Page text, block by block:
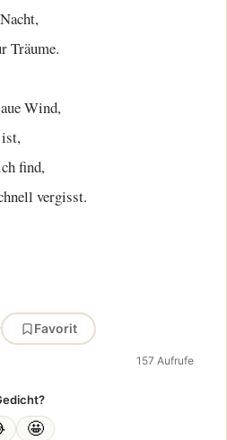
Träume.
Wind,
find,
vergisst.
Favorit
157 Aufrufe
🤩